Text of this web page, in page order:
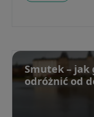
Smutek – jak
odróżnić od